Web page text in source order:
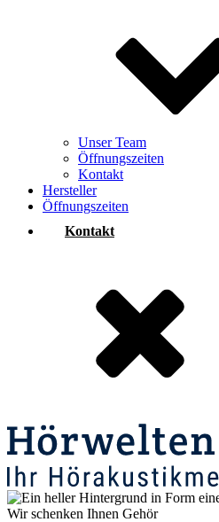
Unser Team
Öffnungszeiten
Kontakt
Hersteller
Öffnungszeiten
Kontakt
Wir schenken Ihnen Gehör